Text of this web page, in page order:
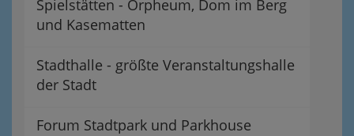
Spielstätten - Orpheum, Dom im Berg
und Kasematten
Stadthalle - größte Veranstaltungshalle
der Stadt
Forum Stadtpark und Parkhouse